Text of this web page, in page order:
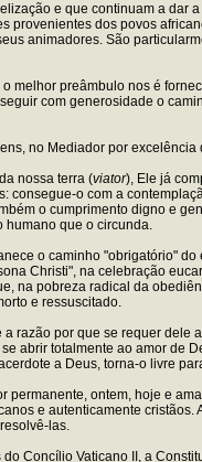
e que continuam a dar
dos povos
animadores. São
melhor preâmbulo nos é
com generosidade o
no Mediador por excelência
nossa terra (viator), Ele já
o com a
o cumprimento digno e
humano que o circunda.
o caminho "obrigatório"
Christi", na celebração
na pobreza radical da
e ressuscitado.
razão por que se requer
abrir totalmente ao amor de
a Deus, torna-o livre
ontem, hoje e
e autenticamente
las.
Concílio Vaticano II, a